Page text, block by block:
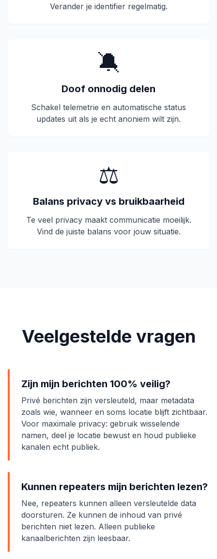
Verander je identifier regelmatig.
🔕
Doof onnodig delen
Schakel telemetrie en automatische status
updates uit als je echt anoniem wilt zijn.
⚖️
Balans privacy vs bruikbaarheid
Te veel privacy maakt communicatie moeilijk.
Vind de juiste balans voor jouw situatie.
Veelgestelde vragen
Zijn mijn berichten 100% veilig?
Privé berichten zijn versleuteld, maar metadata
zoals wie, wanneer en soms locatie blijft zichtbaar.
Voor maximale privacy: gebruik wisselende
namen, deel je locatie bewust en houd publieke
kanalen echt publiek.
Kunnen repeaters mijn berichten lezen?
Nee, repeaters kunnen alleen versleutelde data
doorsturen. Ze kunnen de inhoud van privé
berichten niet lezen. Alleen publieke
kanaalberichten zijn leesbaar.